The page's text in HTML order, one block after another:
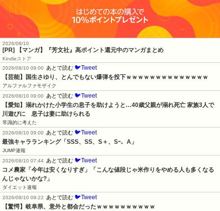
2026/08/10
[PR] 【マンガ】『芳文社』高ポイント還元中のマンガまとめ
Kindleストア
2026/08/10 09:00
あとで読む 🐦Tweet
【芸能】国生さゆり、とんでもない爆弾を投下ｗｗｗｗｗｗｗｗｗｗｗｗｗｗ
アルファルファモザイク
2026/08/10 09:00
あとで読む 🐦Tweet
【愛知】溺れかけた小学生の息子を助けようと…40歳父親が溺れ死亡 家族3人で
川遊びに　息子は妻に助けられる
常識的に考えた
2026/08/10 09:00
あとで読む 🐦Tweet
最強キャラランキング「SSS、SS、S＋、Sｰ、A」
JUMP速報
2026/08/10 07:44 あとで読む 🐦Tweet
コメ農家「今年は安くなりすぎ」「こんな値段じゃ米作りをやめる人も多くなる
んじゃないかな?」
ダイエット速報
2026/08/10 09:22
あとで読む 🐦Tweet
【驚愕】岐阜県、意外と都会だったｗｗｗｗｗｗｗｗｗｗ